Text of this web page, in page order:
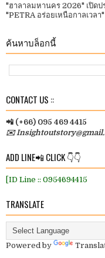
"ฮาลาลมหานคร 2026" เปิด
"PETRA อร่อยเหนือกาลเวล
ค้นหาบล็อกนี้
CONTACT US ::
📲 (+66) 095 469 4415
✉️
ADD LINE📲 CLICK 👇👇
[ID Line :: 0954694415
TRANSLATE
Powered by